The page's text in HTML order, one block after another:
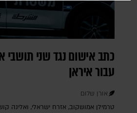
כתב אישום נגד שני תושבי
עבור איראן
אורן שלום
טרמילן אמושקוב, אזרח ישראלי, ואלינה